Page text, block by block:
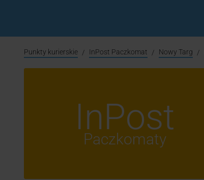
Punkty kurierskie InPost Paczkomat Nowy Targ
InPost
Paczkomaty